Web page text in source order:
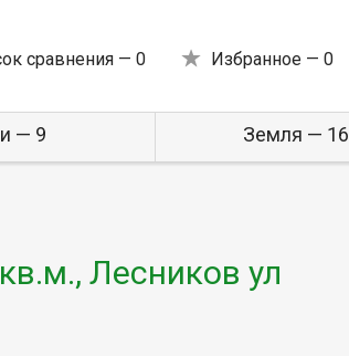
сравнения — 0 Избранное — 0
— 9 Земля — 16
Лесников ул